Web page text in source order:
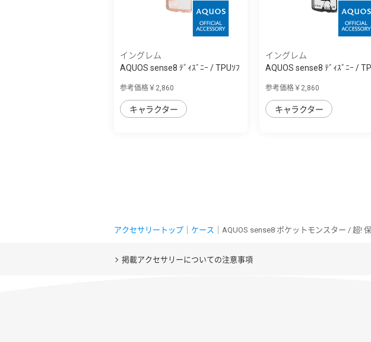
イングレム
AQUOS sense8 ﾃﾞｨｽﾞﾆｰ / TPUｿﾌ
参考価格￥2,860
キャラクター
イングレム
AQUOS sense8 ﾃﾞｨｽﾞﾆｰ /
参考価格￥2,860
キャラクター
アクセサリートップ ケース ｜AQUOS sense8 ポケットモンスター / 超!
掲載アクセサリーについての注意事項